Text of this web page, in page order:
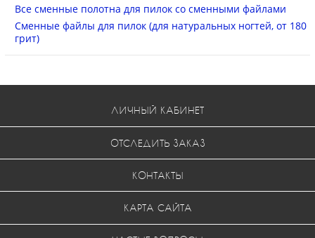
Все сменные полотна для пилок со сменными файлами
Сменные файлы для пилок (для натуральных ногтей, от 180
грит)
ЛИЧНЫЙ КАБИНЕТ
ОТСЛЕДИТЬ ЗАКАЗ
КОНТАКТЫ
КАРТА САЙТА